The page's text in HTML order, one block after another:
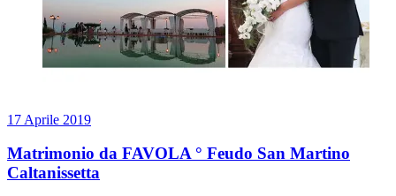
17 Aprile 2019
Matrimonio da FAVOLA ° Feudo San Martino
Caltanissetta